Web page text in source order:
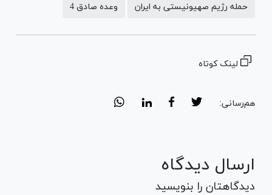
حمله رژیم صهیونیستی به ایران وعده صادق 4
لینک کوتاه
هم‌رسانی:
ارسال دیدگاه
دیدگاهتان را بنویسید